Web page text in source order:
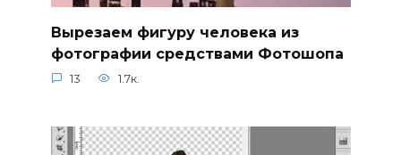
Вырезаем фигуру человека из
фотографии средствами Фотошопа
13 1.7к.